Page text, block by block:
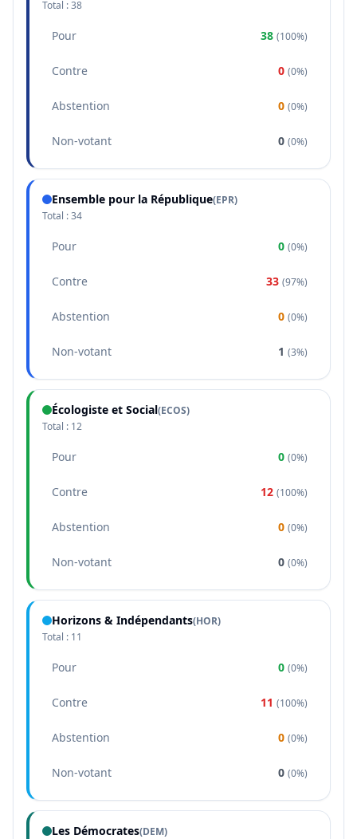
Total :38
Pour 38 (100%)
Contre 0 (0%)
Abstention 0 (0%)
Non-votant 0 (0%)
Ensemble pour la République(EPR)
Total :34
Pour 0 (0%)
Contre 33 (97%)
Abstention 0 (0%)
Non-votant 1 (3%)
Écologiste et Social(ECOS)
Total : 12
Pour 0 (0%)
Contre 12 (100%)
Abstention 0 (0%)
Non-votant 0 (0%)
Horizons & Indépendants(HOR)
Total : 11
Pour 0 (0%)
Contre 11 (100%)
Abstention 0 (0%)
Non-votant 0 (0%)
Les Démocrates(DEM)